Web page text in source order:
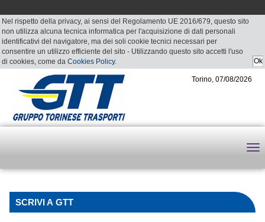
Nel rispetto della privacy, ai sensi del Regolamento UE 2016/679, questo sito
non utilizza alcuna tecnica informatica per l'acquisizione di dati personali
identificativi del navigatore, ma dei soli cookie tecnici necessari per
consentire un utilizzo efficiente del sito - Utilizzando questo sito accetti l'uso
di cookies, come da Cookies Policy.
Torino, 07/08/2026
SCRIVI A GTT